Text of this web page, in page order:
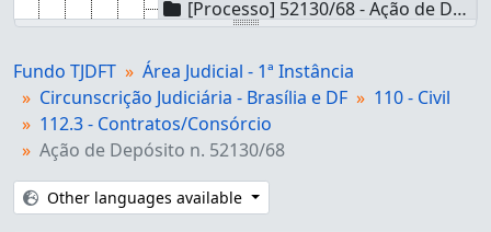
[Processo] 52130/68 - Ação de Depósito n. 52130/68
[Processo] 14082/64 - Ação de Sustação de Protesto n. 14082/64
[Processo] 41509/67 - Ação de Notificação n. 41509/67
[Processo] 14084/64 - Ação de Cobrança n. 14084/64
[Processo] 53304/68 - Ação de Busca e Apreensão n. 53304/68
[Subseries] 112.42 - 112.42 - Contratos/Relação de consumo/Prestação de serviços
[Subseries] 112.5 - 112.5 - Contratos/Corretagem
Fundo TJDFT
Área Judicial - 1ª Instância
Circunscrição Judiciária - Brasília e DF
110 - Civil
112.3 - Contratos/Consórcio
Ação de Depósito n. 52130/68
Other languages available